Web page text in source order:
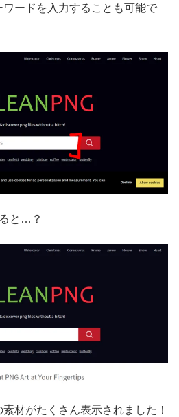
ワードを入力することも可能で
と…？
素材がたくさん表示されました！